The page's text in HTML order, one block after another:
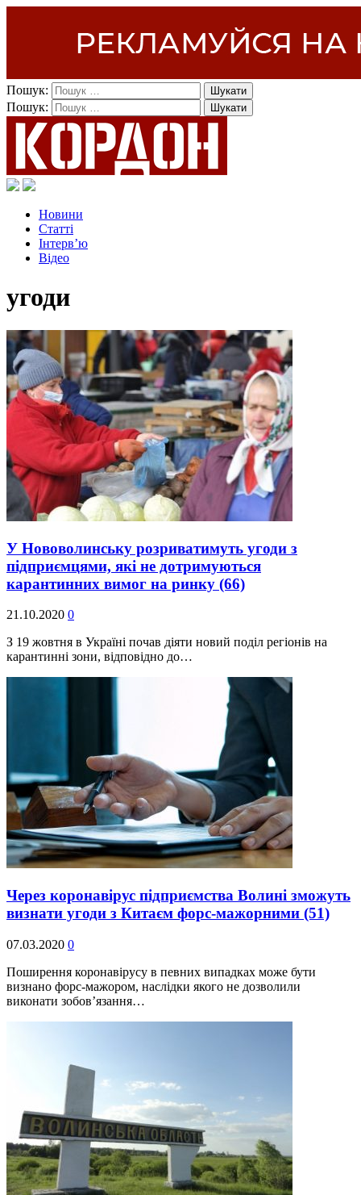
Пошук:
Пошук:
Новини
Статті
Інтерв’ю
Відео
угоди
У Нововолинську розриватимуть угоди з
підприємцями, які не дотримуються
карантинних вимог на ринку (66)
21.10.2020 0
З 19 жовтня в Україні почав діяти новий поділ регіонів на
карантинні зони, відповідно до…
Через коронавірус підприємства Волині зможуть
визнати угоди з Китаєм форс-мажорними (51)
07.03.2020 0
Поширення коронавірусу в певних випадках може бути
визнано форс-мажором, наслідки якого не дозволили
виконати зобов’язання…